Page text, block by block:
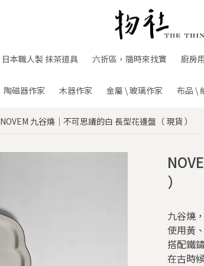
日本職人製 抹茶道具 六折區，隨時來找寶 廚房
陶磁器作家 木器作家 金屬 \ 玻璃作家 布品 \
NOVEM 九谷燒｜不可思議的白 長型花邊盤（ 現貨 ）
）
九谷燒
使用黃
搭配鐵
在古時